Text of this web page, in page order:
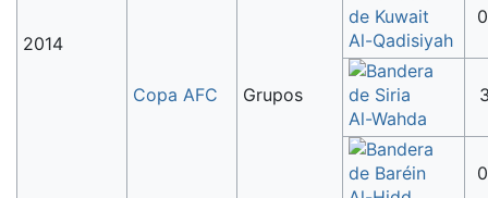
2014
Copa AFC Grupos
Al-Qadisiyah
Al-Wahda